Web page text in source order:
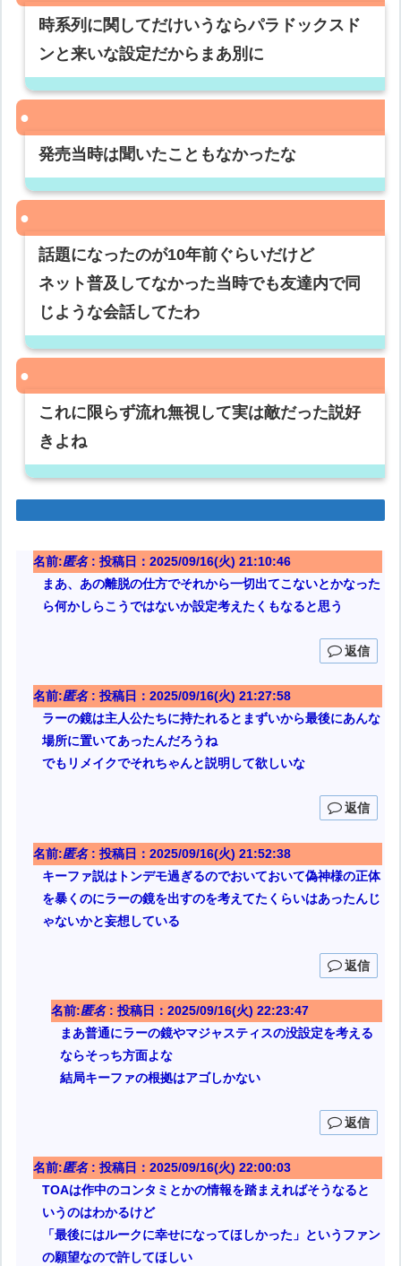
時系列に関してだけいうならパラドックスド
ンと来いな設定だからまあ別に
発売当時は聞いたこともなかったな
話題になったのが10年前ぐらいだけど
ネット普及してなかった当時でも友達内で同
じような会話してたわ
これに限らず流れ無視して実は敵だった説好
きよね
名前:匿名: 投稿日：2025/09/16(火) 21:10:46
まあ、あの離脱の仕方でそれから一切出てこないとかなった
ら何かしらこうではないか設定考えたくもなると思う
返信
名前:匿名: 投稿日：2025/09/16(火) 21:27:58
ラーの鏡は主人公たちに持たれるとまずいから最後にあんな
場所に置いてあったんだろうね
でもリメイクでそれちゃんと説明して欲しいな
返信
名前:匿名: 投稿日：2025/09/16(火) 21:52:38
キーファ説はトンデモ過ぎるのでおいておいて偽神様の正体
を暴くのにラーの鏡を出すのを考えてたくらいはあったんじ
ゃないかと妄想している
返信
名前:匿名: 投稿日：2025/09/16(火) 22:23:47
まあ普通にラーの鏡やマジャスティスの没設定を考える
ならそっち方面よな
結局キーファの根拠はアゴしかない
返信
名前:匿名: 投稿日：2025/09/16(火) 22:00:03
TOAは作中のコンタミとかの情報を踏まえればそうなると
いうのはわかるけど
「最後にはルークに幸せになってほしかった」というファン
の願望なので許してほしい